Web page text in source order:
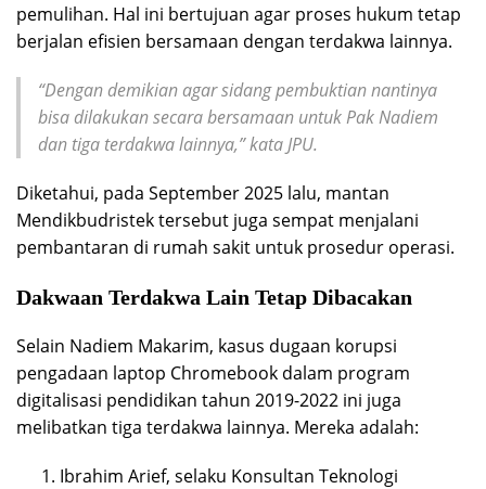
pemulihan. Hal ini bertujuan agar proses hukum tetap
berjalan efisien bersamaan dengan terdakwa lainnya.
“Dengan demikian agar sidang pembuktian nantinya
bisa dilakukan secara bersamaan untuk Pak Nadiem
dan tiga terdakwa lainnya,” kata JPU.
Diketahui, pada September 2025 lalu, mantan
Mendikbudristek tersebut juga sempat menjalani
pembantaran di rumah sakit untuk prosedur operasi.
Dakwaan Terdakwa Lain Tetap Dibacakan
Selain Nadiem Makarim, kasus dugaan korupsi
pengadaan laptop Chromebook dalam program
digitalisasi pendidikan tahun 2019-2022 ini juga
melibatkan tiga terdakwa lainnya. Mereka adalah:
Ibrahim Arief, selaku Konsultan Teknologi